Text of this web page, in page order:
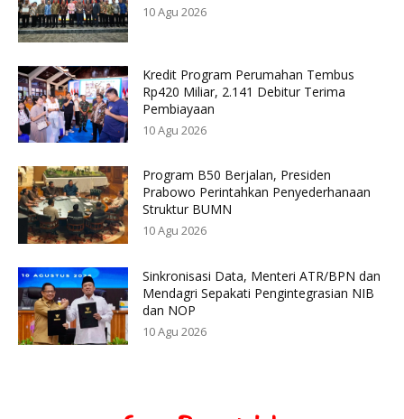
10 Agu 2026
Kredit Program Perumahan Tembus
Rp420 Miliar, 2.141 Debitur Terima
Pembiayaan
10 Agu 2026
Program B50 Berjalan, Presiden
Prabowo Perintahkan Penyederhanaan
Struktur BUMN
10 Agu 2026
Sinkronisasi Data, Menteri ATR/BPN dan
Mendagri Sepakati Pengintegrasian NIB
dan NOP
10 Agu 2026